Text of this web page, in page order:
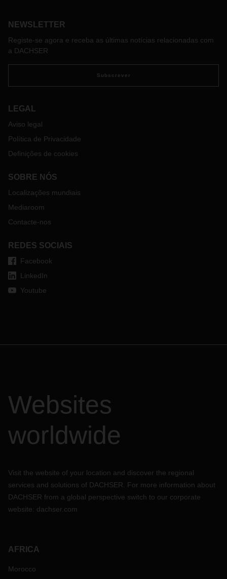
NEWSLETTER
Registe-se agora e receba as últimas notícias relacionadas com
a DACHSER
Subscrever
LEGAL
Aviso legal
Política de Privacidade
Definições de cookies
SOBRE NÓS
Localizações mundiais
Mediaroom
Contacte-nos
REDES SOCIAIS
Facebook
LinkedIn
Youtube
Websites
worldwide
Visit the website of your location and discover the regional
services and solutions of DACHSER. For more information about
DACHSER from a global perspective switch to our corporate
website: dachser.com
AFRICA
Morocco